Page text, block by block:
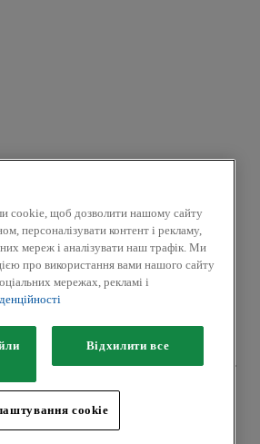
і напоїв
та маринування
Kamis (McCormick & Company, Inc).
cookie, щоб дозволити нашому сайту
персоналізувати контент і рекламу,
мереж і аналізувати наш трафік. Ми
про використання вами нашого сайту
мережах, рекламі і
Відхилити все
cookie